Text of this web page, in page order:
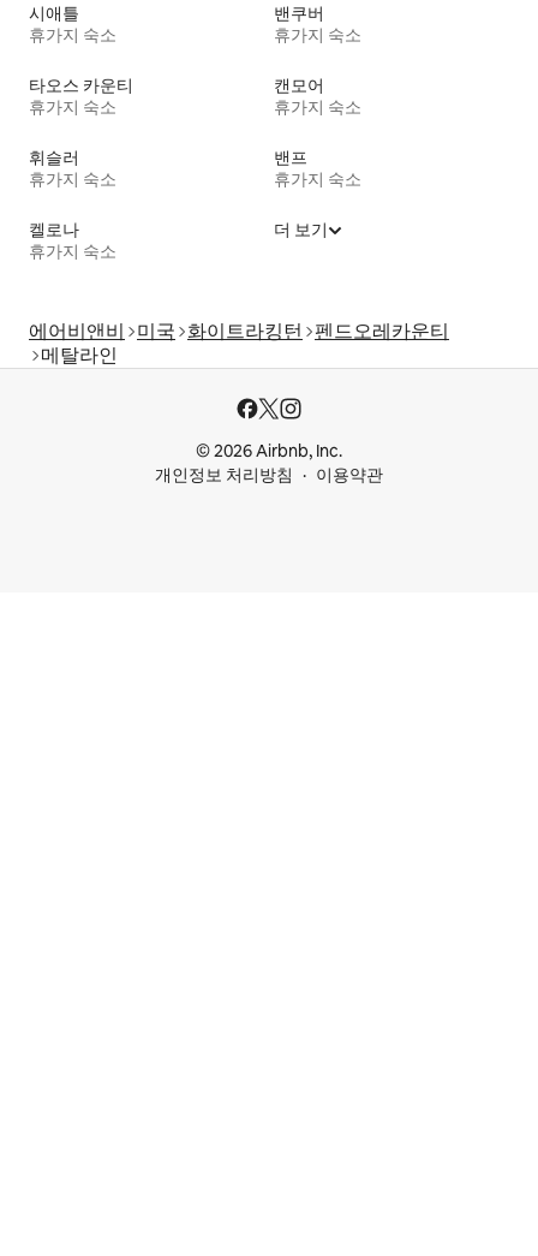
시애틀
휴가지 숙소
밴쿠버
휴가지 숙소
타오스 카운티
휴가지 숙소
캔모어
휴가지 숙소
휘슬러
휴가지 숙소
밴프
휴가지 숙소
켈로나
휴가지 숙소
더 보기
에어비앤비 미국 화이트라킹턴
펜드오레카운티
메탈라인
© 2026 Airbnb, Inc.
개인정보 처리방침
이용약관